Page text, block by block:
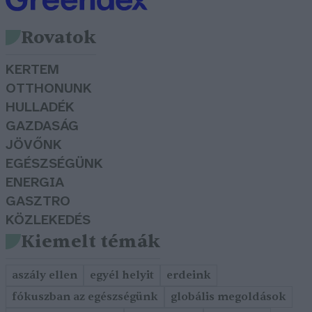
Rovatok
KERTEM
OTTHONUNK
HULLADÉK
GAZDASÁG
JÖVŐNK
EGÉSZSÉGÜNK
ENERGIA
GASZTRO
KÖZLEKEDÉS
Kiemelt témák
aszály ellen egyél helyit
erdeink
fókuszban az egészségünk
globális megoldások